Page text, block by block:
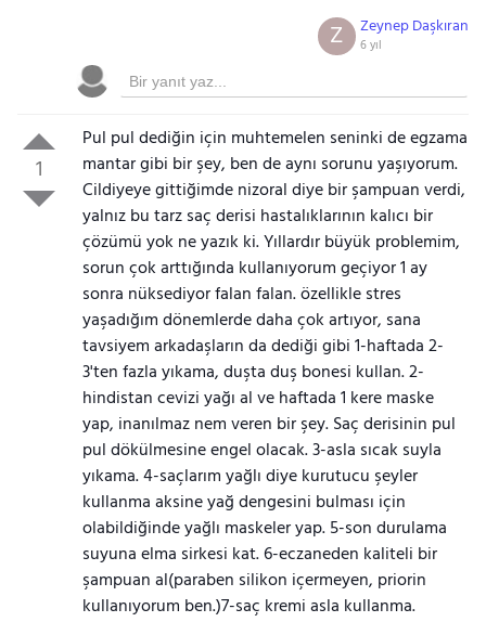
Zeynep Daşkıran
6 yıl
Z
1
Pul pul dediğin için muhtemelen seninki de egzama
mantar gibi bir şey, ben de aynı sorunu yaşıyorum.
Cildiyeye gittiğimde nizoral diye bir şampuan verdi,
yalnız bu tarz saç derisi hastalıklarının kalıcı bir
çözümü yok ne yazık ki. Yıllardır büyük problemim,
sorun çok arttığında kullanıyorum geçiyor 1 ay
sonra nüksediyor falan falan. özellikle stres
yaşadığım dönemlerde daha çok artıyor, sana
tavsiyem arkadaşların da dediği gibi 1-haftada 2-
3'ten fazla yıkama, duşta duş bonesi kullan. 2-
hindistan cevizi yağı al ve haftada 1 kere maske
yap, inanılmaz nem veren bir şey. Saç derisinin pul
pul dökülmesine engel olacak. 3-asla sıcak suyla
yıkama. 4-saçlarım yağlı diye kurutucu şeyler
kullanma aksine yağ dengesini bulması için
olabildiğinde yağlı maskeler yap. 5-son durulama
suyuna elma sirkesi kat. 6-eczaneden kaliteli bir
şampuan al(paraben silikon içermeyen, priorin
kullanıyorum ben.)7-saç kremi asla kullanma.